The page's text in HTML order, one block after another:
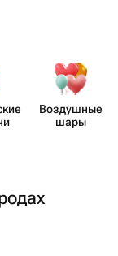
Воздушные
шары